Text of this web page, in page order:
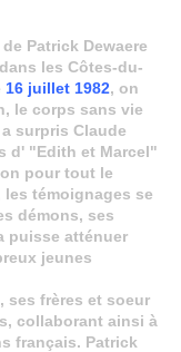
Patrick Dewaere
les Côtes-du-
16 juillet 1982, on
le corps sans vie
surpris Claude
d' "Edith et Marcel"
pour tout le
témoignages se
démons, ses
puisse atténuer
jeunes
ses frères et soeur
collaborant ainsi à
français. Patrick